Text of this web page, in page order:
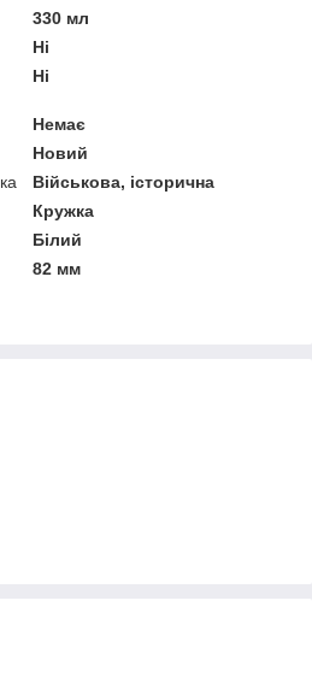
330 мл
Ні
Ні
Немає
Новий
Військова, історична
Кружка
Білий
82 мм